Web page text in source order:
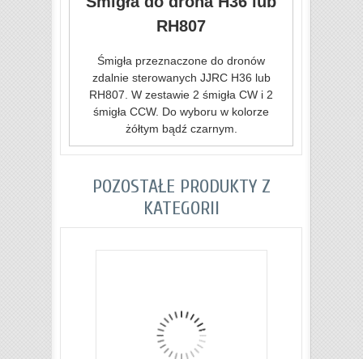
RH807
Śmigła przeznaczone do dronów
zdalnie sterowanych JJRC H36 lub
RH807. W zestawie 2 śmigła CW i 2
śmigła CCW. Do wyboru w kolorze
żółtym bądź czarnym.
POZOSTAŁE PRODUKTY Z
KATEGORII